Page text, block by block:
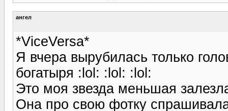
ангел
*ViceVersa*
Я вчера вырубилась только
богатыря :lol: :lol: :lol:
Это моя звезда меньшая
Она про свою фотку